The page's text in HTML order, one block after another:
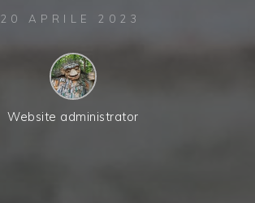
20 APRILE 2023
Website administrator